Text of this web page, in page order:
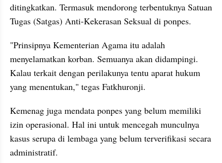
ditingkatkan. Termasuk mendorong terbentuknya Satuan
Tugas (Satgas) Anti-Kekerasan Seksual di ponpes.
"Prinsipnya Kementerian Agama itu adalah
menyelamatkan korban. Semuanya akan didampingi.
Kalau terkait dengan perilakunya tentu aparat hukum
yang menentukan," tegas Fatkhuronji.
Kemenag juga mendata ponpes yang belum memiliki
izin operasional. Hal ini untuk mencegah munculnya
kasus serupa di lembaga yang belum terverifikasi secara
administratif.